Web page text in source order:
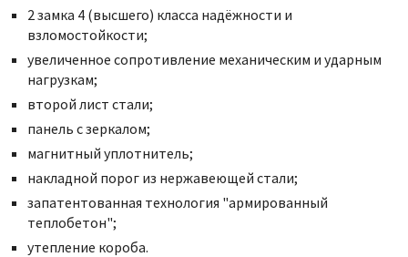
2 замка 4 (высшего) класса надёжности и
взломостойкости;
увеличенное сопротивление механическим и ударным
нагрузкам;
второй лист стали;
панель с зеркалом;
магнитный уплотнитель;
накладной порог из нержавеющей стали;
запатентованная технология "армированный
теплобетон";
утепление короба.